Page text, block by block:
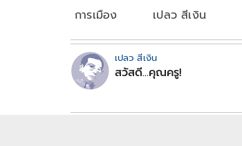
การเมือง เปลว สีเงิน
เปลว สีเงิน
สวัสดี...คุณครู!